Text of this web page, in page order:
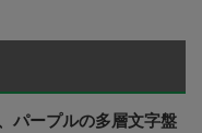
パープルの多層文字盤